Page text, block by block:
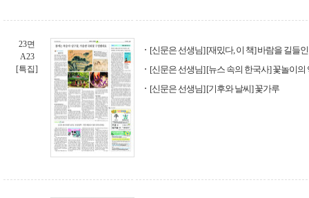
23면
A23
[특집]
[신문은 선생님] [재밌다, 이 책] 바람을 길들
[신문은 선생님] [뉴스 속의 한국사] 꽃놀이의
[신문은 선생님] [기후와 날씨] 꽃가루